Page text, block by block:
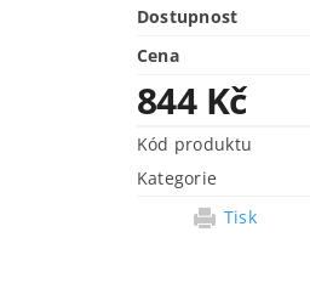
Dostupnost
Cena
844 Kč
Kód produktu
Kategorie
Tisk